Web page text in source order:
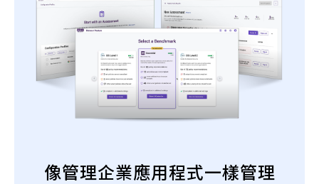
像管理企業應用程式一樣管理